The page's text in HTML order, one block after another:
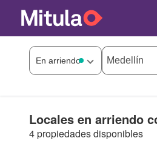
Locales en arriendo
4 propiedades disponibles